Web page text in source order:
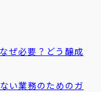
ぜ必要？どう醸成
い業務のためのガ